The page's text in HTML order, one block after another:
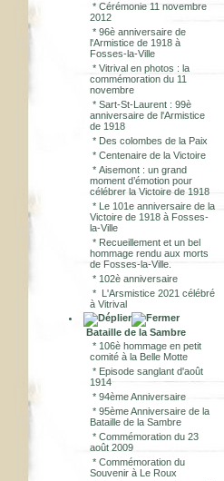
* Cérémonie 11 novembre
2012
* 96è anniversaire de
l'Armistice de 1918 à
Fosses-la-Ville
* Vitrival en photos : la
commémoration du 11
novembre
* Sart-St-Laurent : 99è
anniversaire de l'Armistice
de 1918
* Des colombes de la Paix
* Centenaire de la Victoire
* Aisemont : un grand
moment d’émotion pour
célébrer la Victoire de 1918
* Le 101e anniversaire de la
Victoire de 1918 à Fosses-
la-Ville
* Recueillement et un bel
hommage rendu aux morts
de Fosses-la-Ville.
* 102è anniversaire
* L'Arsmistice 2021 célébré
à Vitrival
Bataille de la Sambre
* 106è hommage en petit
comité à la Belle Motte
* Episode sanglant d'août
1914
* 94ème Anniversaire
* 95ème Anniversaire de la
Bataille de la Sambre
* Commémoration du 23
août 2009
* Commémoration du
Souvenir à Le Roux